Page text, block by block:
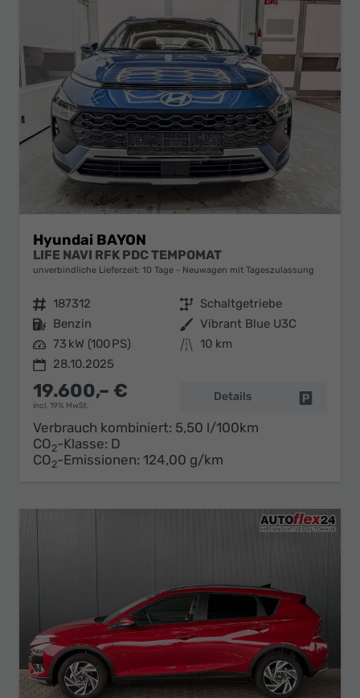
Hyundai BAYON
LIFE NAVI RFK PDC TEMPOMAT
unverbindliche Lieferzeit: 10 Tage Neuwagen mit Tageszulassung
Fahrzeugnr. 187312 Getriebe Schaltgetriebe
Kraftstoff Benzin Außenfarbe Vibrant Blue U3C
Leistung 73 kW (100 PS) Kilometerstand 10 km
28.10.2025
19.600,– €
incl. 19% MwSt.
Details
Verbrauch kombiniert: 5,50 l/100km
CO2-Klasse: D
CO2-Emissionen: 124,00 g/km